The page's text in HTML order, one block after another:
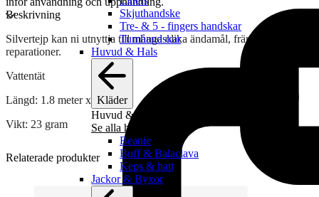
Skjuthandske
Tre- & 5 - fingers handskar
Tumhandskar
Huvud & Hals
Kläder
Huvud & Hals
Se alla huvud & hals
Beanie
Buff & Balaclava
Keps & hatt
Jackor & Byxor
Beskrivning
Silvertejp kan ni utnyttja till många olika ändamål, främst tillfälliga
reparationer.
Vattentät
Längd: 1.8 meter x 50 mm.
Vikt: 23 gram
Relaterade produkter